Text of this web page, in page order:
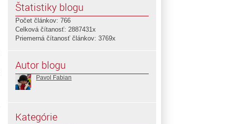
Štatistiky blogu
Počet článkov: 766
Celková čítanosť: 2887431x
Priemerná čítanosť článkov: 3769x
Autor blogu
Pavol Fabian
Kategórie